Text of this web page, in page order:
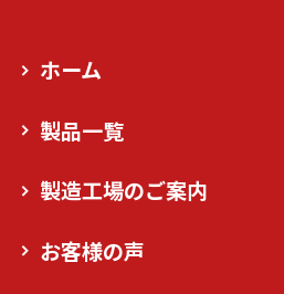
ホーム
製品一覧
製造工場のご案内
お客様の声